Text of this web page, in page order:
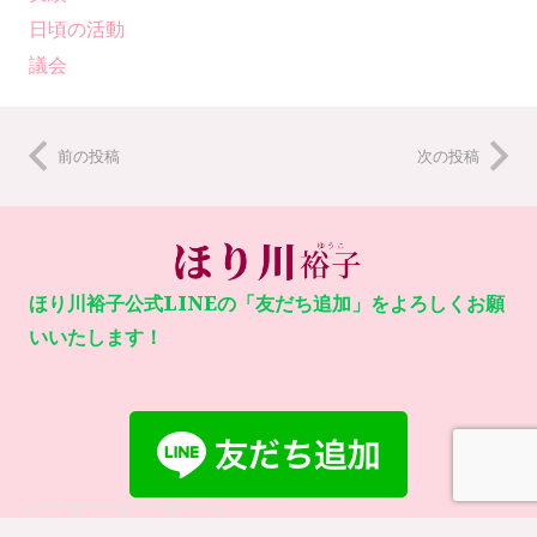
日頃の活動
議会
前の投稿 次の投稿
ほり川裕子公式LINEの「友だち追加」をよろしくお願
いいたします！